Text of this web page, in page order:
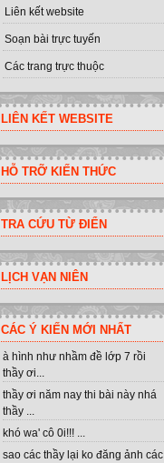
Liên kết website
Soạn bài trực tuyến
Các trang trực thuộc
LIÊN KẾT WEBSITE
HỖ TRỠ KIẾN THỨC
TRA CỨU TỪ ĐIỂN
LỊCH VẠN NIÊN
CÁC Ý KIẾN MỚI NHẤT
à hình như nhầm đề lớp 7 rồi
thầy ơi...
thầy ơi năm nay thi bài này nhá
thầy ...
khó wa' cô 0i!!! ...
sao các thầy lại ko đăng ảnh các